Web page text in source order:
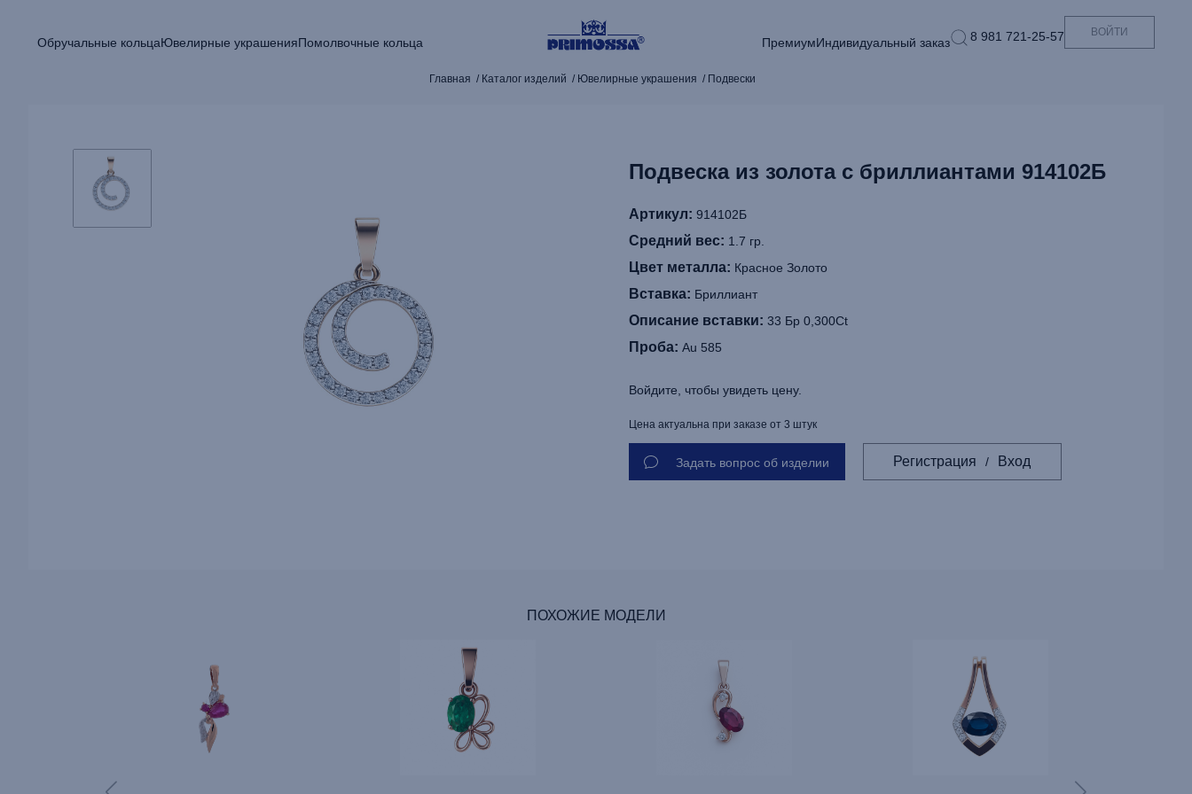
Обручальные кольцаЮвелирные украшенияПомолвочные кольца ПремиумИндивидуальный заказ 8 981 721-25-57 ВОЙТИ
Главная Каталог изделий Ювелирные украшения Подвески
Подвеска из золота с бриллиантами 914102Б
Артикул: 914102Б
Средний вес: 1.7 гр.
Цвет металла: Красное Золото
Вставка: Бриллиант
Описание вставки: 33 Бр 0,300Ct
Проба: Au 585
Войдите, чтобы увидеть цену.
Цена актуальна при заказе от 3 штук
Задать вопрос об изделии Регистрация / Вход
ПОХОЖИЕ МОДЕЛИ